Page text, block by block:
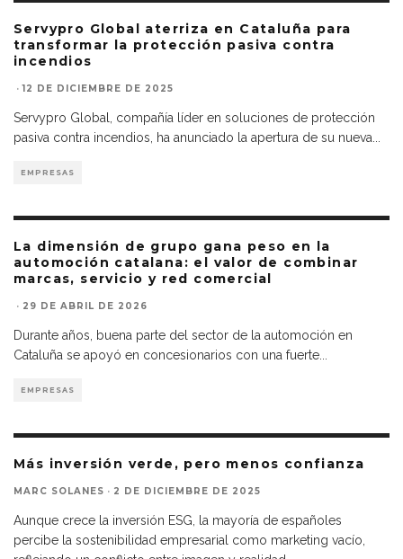
Servypro Global aterriza en Cataluña para
transformar la protección pasiva contra
incendios
· 12 DE DICIEMBRE DE 2025
Servypro Global, compañía líder en soluciones de protección
pasiva contra incendios, ha anunciado la apertura de su nueva...
EMPRESAS
La dimensión de grupo gana peso en la
automoción catalana: el valor de combinar
marcas, servicio y red comercial
· 29 DE ABRIL DE 2026
Durante años, buena parte del sector de la automoción en
Cataluña se apoyó en concesionarios con una fuerte...
EMPRESAS
Más inversión verde, pero menos confianza
MARC SOLANES · 2 DE DICIEMBRE DE 2025
Aunque crece la inversión ESG, la mayoría de españoles
percibe la sostenibilidad empresarial como marketing vacío,